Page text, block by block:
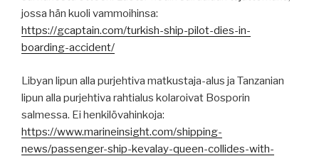
jossa hän kuoli vammoihinsa:
https://gcaptain.com/turkish-ship-pilot-dies-in-
boarding-accident/
Libyan lipun alla purjehtiva matkustaja-alus ja Tanzanian
lipun alla purjehtiva rahtialus kolaroivat Bosporin
salmessa. Ei henkilövahinkoja:
https://www.marineinsight.com/shipping-
news/passenger-ship-kevalay-queen-collides-with-